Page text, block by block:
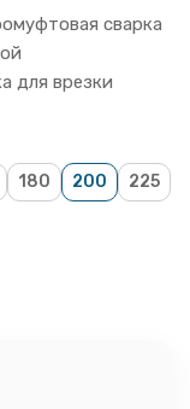
сварка
для врезки
180 200
225